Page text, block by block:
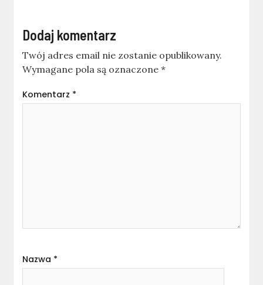
Dodaj komentarz
Twój adres email nie zostanie opublikowany.
Wymagane pola są oznaczone*
Komentarz *
Nazwa *